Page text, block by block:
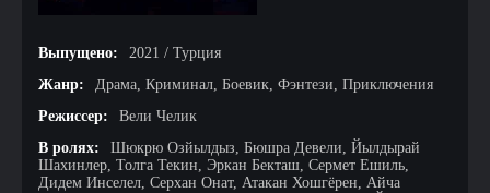
Выпущено:
2021 / Турция
Жанр:
Драма, Криминал, Боевик, Фэнтези, Приключения
Режиссер:
Вели Челик
В ролях:
Шюкрю Озйылдыз, Бюшра Девели, Йылдырай
Шахинлер, Толга Текин, Эркан Бекташ, Сермет Ешиль,
Дидем Инселел, Серхан Онат, Атакан Хошгёрен, Айча